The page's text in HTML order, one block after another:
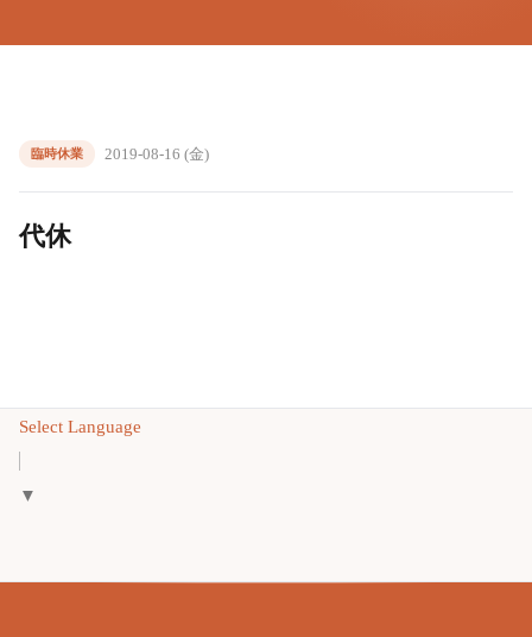
臨時休業 2019-08-16 (金)
代休
Select Language
▼